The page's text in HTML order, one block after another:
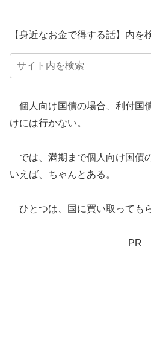
【身近なお金で得する話】内を
個人向け国債の場合、利付国
けには行かない。
では、満期まで個人向け国債
いえば、ちゃんとある。
ひとつは、国に買い取っても
PR